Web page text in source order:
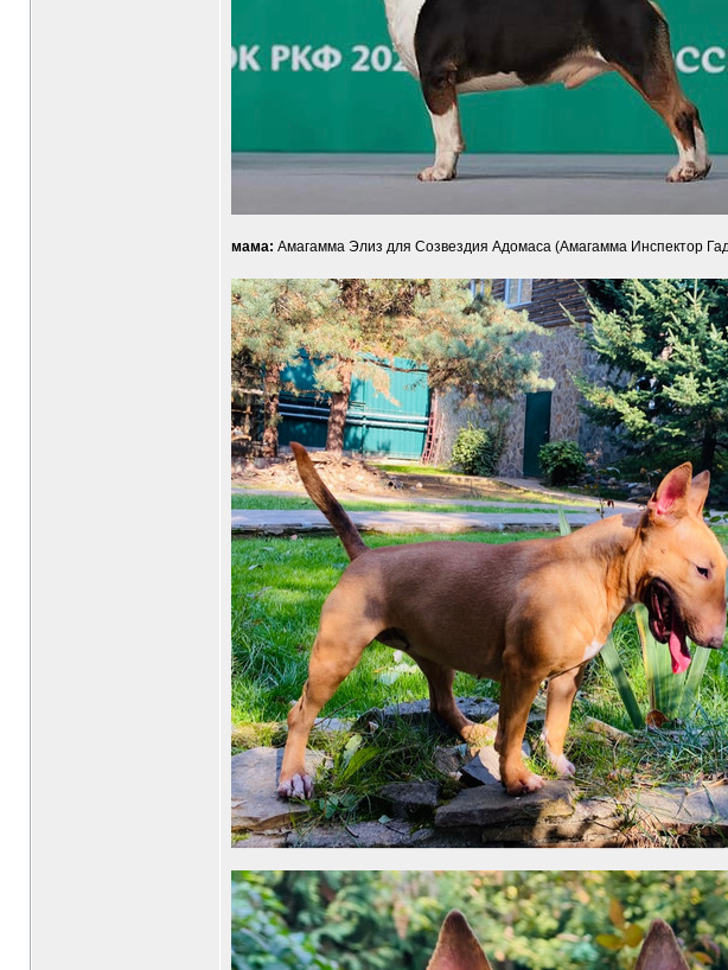
мама: Амагамма Элиз для Созвездия Адомаса (Амагамма Инспектор